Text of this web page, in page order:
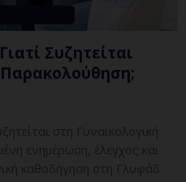
Συζητείται
στη Γυναικολογική
ενημέρωση, έλεγχος και
καθοδήγηση στη Γλυφάδ